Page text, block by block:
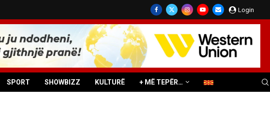
Login
SPORT SHOWBIZZ KULTURË + MË TEPËR…